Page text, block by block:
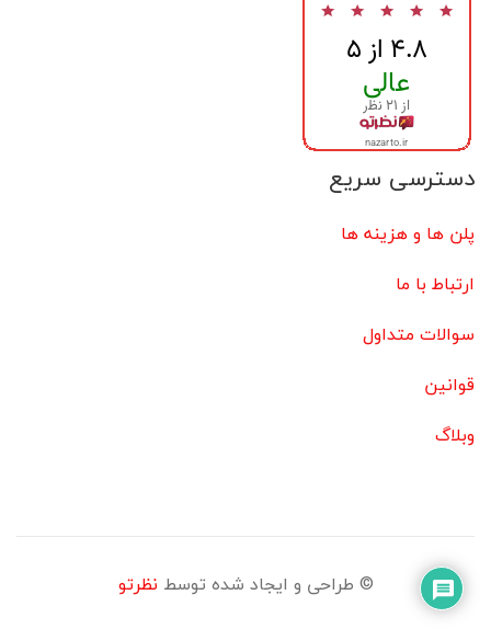
دسترسی سریع
پلن ها و هزینه ها
ارتباط با ما
سوالات متداول
قوانین
وبلاگ
© طراحی و ایجاد شده توسط نظرتو